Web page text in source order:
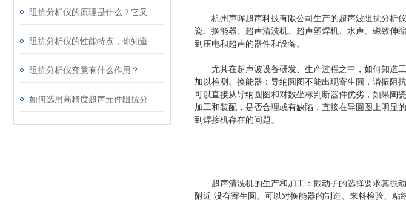
阻抗分析仪究竟有什么作用？
杭州声晖超声科技有限公司生产的超声波阻抗分析仪
瓷、换能器、超声清洗机、超声塑焊机、水声、磁致伸
到压电和超声的器件和设备。
尤其在超声波设备研发、生产过程之中，如何知道工
加以检测。换能器：导纳圆图不能出现寄生圆，谐振阻
可以直接从导纳圆图和对数坐标判断器件优劣，如果陶
加工和装配，是否合理或有缺陷，直接在导圆图上明显
到焊接机存在的问题。
超声清洗机的生产和加工：振动子的选择要求其振动
附近 没有寄生圆。可以对换能器的制造、来料检验、粘